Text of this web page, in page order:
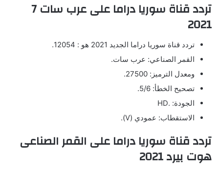
تردد قناة سوريا دراما على عرب سات 7
2021
تردد قناة سوريا دراما الجديد 2021 هو : 12054.
القمر الصناعي: عرب سات.
ومعدل الترميز: 27500.
تصحيح الخطأ: 5/6.
الجودة: .HD
الاستقطاب: عمودي (V).
تردد قناة سوريا دراما على القمر الصناعى
هوت بيرد 2021